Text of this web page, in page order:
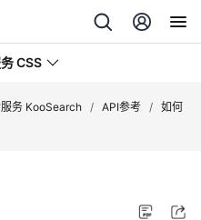
CSS
务 KooSearch / API参考 / 如何